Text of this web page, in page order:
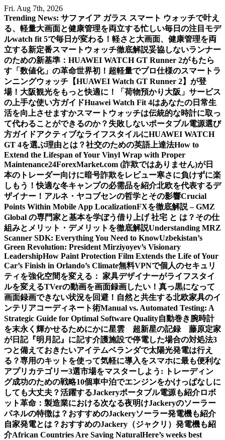
Skip
to
content
Fri. Aug 7th, 2026
Trending News: サファイア ガラス スマート ウォッチで叶え
る、軽量大画面と健康管理を両立する忙しい毎日の注目モデ
ルwatch fit 5で毎日が変わる！軽さと大画面、健康管理を両
立する新定番スマートウォッチ徹底解説妥協しないランナー
のための新基準：HUAWEI WATCH GT Runner 2がもたら
す「数値化」の革命世界初！超軽量でプロ仕様のスマートラ
ンニングウォッチ【HUAWEI Watch GT Runner 2】が登
場！ 大阪観光をもっと快適に！「荷物預かり大阪」サービス
の上手な使い方ガイドHuawei Watch Fit 4はあなたの日常生
活を向上させますかスマートウォッチは伝統的な時計に取っ
て代わることができるのか？ 失敗しないポータブル電源選び
方ガイドアクティブなライフスタイルにHUAWEI WATCH
GT 4を選ぶ理由とは？社交のための英語上達法How to
Extend the Lifespan of Your Vinyl Wrap with Proper
Maintenance24ForexMarket.com (詐欺ではありません)が日
本のトレーダー向けに暗号詐欺をレビュー寒さに負けずに楽
しもう！快適な冬キャンプの必需品を紹介北欧を代表するデ
ザイナー！アルネ・ヤコブセンの哲学とその影響Crucial
Points Within Mobile App LocalizationFXを徹底解説 – GMZ
Global の専門家と基本を学ぼう借り上げ 社宅 と は？その仕
組みとメリット・デメリットを徹底解説Understanding MRZ
Scanner SDK: Everything You Need to KnowUzbekistan’s
Green Revolution: President Mirziyoyev’s Visionary
LeadershipHow Paint Protection Film Extends the Life of Your
Car’s Finish in Orlando’s Climate無料VPNで個人のセキュリ
ティを強化空間を変える： 家具デザイナーがライフスタイ
ルを変えるTVerの動画を画面録画したい！真っ黒になって
画面録画できない状況を回避！ 自然と共生する北欧家具のイ
ンテリアコーディネート術Manual vs. Automated Testing: A
Strategic Guide for Optimal Software Quality自動巻き腕時計
を末永く輝かせるためにかに星雲 超新星の記録 藤原定家
が日記『明月記』に記す介護施設で停電した場合の対処法3
つと備えておきたいアイテムベランダで太陽光発電は行え
る？専用のキットを使って気軽に導入をスマホに最も便利な
アプリカテゴリー3選市場をマスターしよう: トレーディン
グ成功のための戦略10個車中泊でエンジンをかけっぱなしに
しても大丈夫？活躍するJackeryポータブル電源も紹介ロボ
ット革命：製造業における次なる夜明けJackeryのソーラー
パネルの特徴は？おすすめのJackeryソーラー発電機も紹介
自家発電とは？おすすめのJackery（ジャクリ）発電機も紹
介African Countries Are Saving NaturalHere’s weeks best